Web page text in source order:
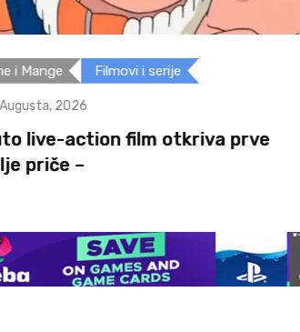
Filmovi i serije
film otkriva prve